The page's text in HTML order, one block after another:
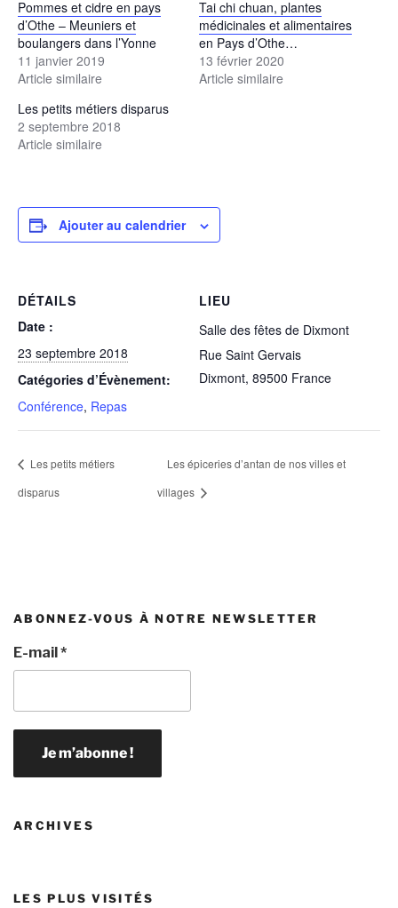
Pommes et cidre en pays
d’Othe – Meuniers et
boulangers dans l’Yonne
11 janvier 2019
Article similaire
Tai chi chuan, plantes
médicinales et alimentaires
en Pays d’Othe…
13 février 2020
Article similaire
Les petits métiers disparus
2 septembre 2018
Article similaire
Ajouter au calendrier
DÉTAILS
Date :
23 septembre 2018
Catégories d’Évènement:
Conférence, Repas
LIEU
Salle des fêtes de Dixmont
Rue Saint Gervais
Dixmont, 89500 France
Les petits métiers
disparus
Les épiceries d’antan de nos villes et
villages
ABONNEZ-VOUS À NOTRE NEWSLETTER
E-mail *
ARCHIVES
LES PLUS VISITÉS